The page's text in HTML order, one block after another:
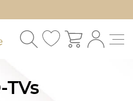
TVs